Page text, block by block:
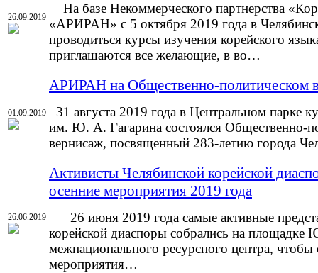
26.09.2019
На базе Некоммерческого партнерства
«АРИРАН» с 5 октября 2019 года в
проводиться курсы изучения корейского
приглашаются все желающие, в во…
01.09.2019
АРИРАН на Общественно-политическом
31 августа 2019 года в Центральном парке
им. Ю. А. Гагарина состоялся Общественно-
вернисаж, посвященный 283-летию города
26.06.2019
Активисты Челябинской корейской
осенние мероприятия 2019 года
26 июня 2019 года самые активные
корейской диаспоры собрались на площадке
межнационального ресурсного центра, чтобы
мероприятия…